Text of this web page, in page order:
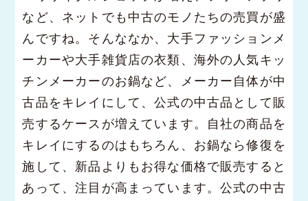
など、ネットでも中古のモノたちの売買が盛
んですね。そんななか、大手ファッションメ
ーカーや大手雑貨店の衣類、海外の人気キッ
チンメーカーのお鍋など、メーカー自体が中
古品をキレイにして、公式の中古品として販
売するケースが増えています。自社の商品を
キレイにするのはもちろん、お鍋なら修復を
施して、新品よりもお得な価格で販売すると
あって、注目が高まっています。公式の中古